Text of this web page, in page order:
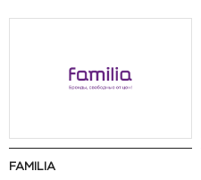
FAMILIA